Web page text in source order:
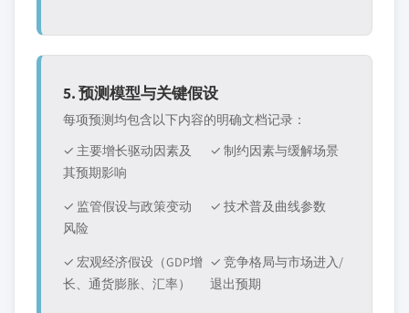
5. 预测模型与关键假设
每项预测均包含以下内容的明确文档记录：
✓ 主要增长驱动因素及
其预期影响
✓ 制约因素与缓解场景
✓ 监管假设与政策变动
风险
✓ 技术普及曲线参数
✓ 宏观经济假设（GDP增
长、通货膨胀、汇率）
✓ 竞争格局与市场进入/
退出预期